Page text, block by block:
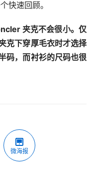
快速回顾。
夹克不会很小。仅
克下穿厚毛衣时才选择
码，而衬衫的尺码也很
微海报